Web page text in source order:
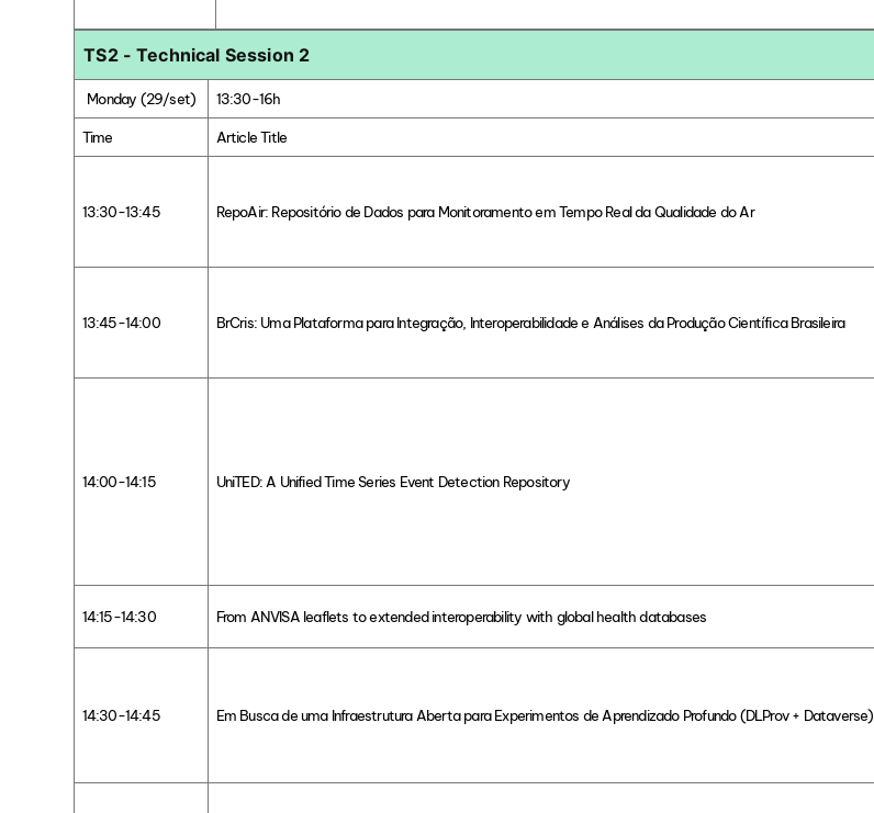
TS2 - Technical Session 2
Monday (29/set) 13:30-16h
Time Article Title
13:30-13:45 RepoAir: Repositório de Dados para Monitoramento em Tempo Real da Qualidade do Ar
13:45-14:00 BrCris: Uma Plataforma para Integração, Interoperabilidade e Análises da Produção Científica Brasileira
14:00-14:15 UniTED: A Unified Time Series Event Detection Repository
14:15-14:30 From ANVISA leaflets to extended interoperability with global health databases
14:30-14:45 Em Busca de uma Infraestrutura Aberta para Experimentos de Aprendizado Profundo (DLProv + Dataverse)